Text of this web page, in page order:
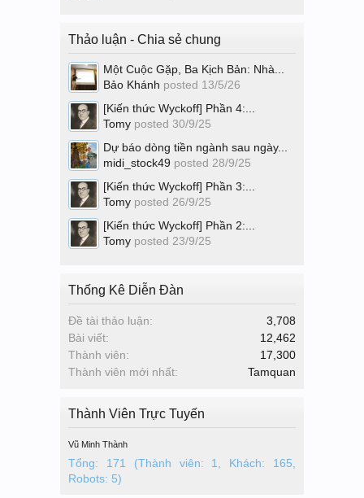
Thảo luận - Chia sẻ chung
Một Cuộc Gặp, Ba Kịch Bản: Nhà...
Bảo Khánh posted 13/5/26
[Kiến thức Wyckoff] Phần 4:...
Tomy posted 30/9/25
Dự báo dòng tiền ngành sau ngày...
midi_stock49 posted 28/9/25
[Kiến thức Wyckoff] Phần 3:...
Tomy posted 26/9/25
[Kiến thức Wyckoff] Phần 2:...
Tomy posted 23/9/25
Thống Kê Diễn Đàn
Đề tài thảo luận:
3,708
Bài viết:
12,462
Thành viên:
17,300
Thành viên mới nhất:
Tamquan
Thành Viên Trực Tuyến
Vũ Minh Thành
Tổng: 171 (Thành viên: 1, Khách: 165,
Robots: 5)